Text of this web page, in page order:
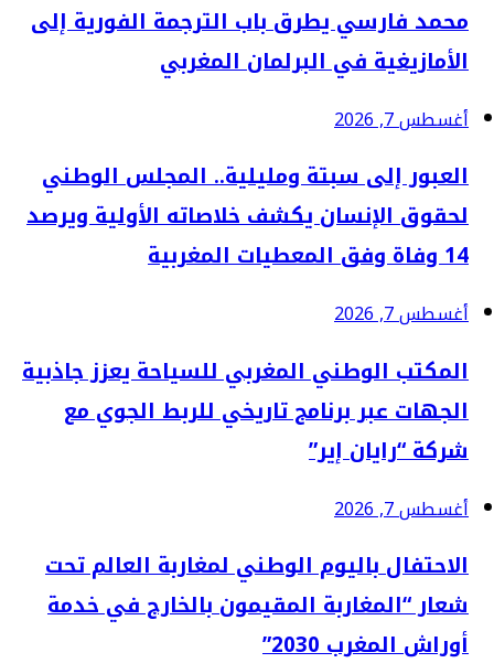
محمد فارسي يطرق باب الترجمة الفورية إلى
الأمازيغية في البرلمان المغربي
أغسطس 7, 2026
العبور إلى سبتة ومليلية.. المجلس الوطني
لحقوق الإنسان يكشف خلاصاته الأولية ويرصد
14 وفاة وفق المعطيات المغربية
أغسطس 7, 2026
المكتب الوطني المغربي للسياحة يعزز جاذبية
الجهات عبر برنامج تاريخي للربط الجوي مع
شركة “رايان إير”
أغسطس 7, 2026
الاحتفال باليوم الوطني لمغاربة العالم تحت
شعار “المغاربة المقيمون بالخارج في خدمة
أوراش المغرب 2030”